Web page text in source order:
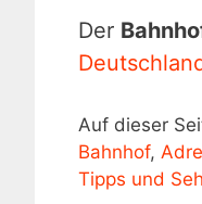
Der
Auf dieser
Bahnhof,
Tipps und